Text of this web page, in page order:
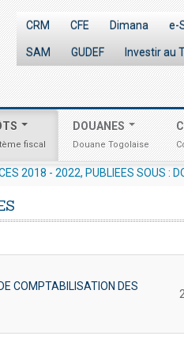
CRM CFE Dimana e-
SAM GUDEF Investir au
fiscal
DOUANES
Douane Togolaise
HUMAINES EN VUE DE LA
2018 - 2022, PUBLIEES SOUS :
COMPTABILISATION DES